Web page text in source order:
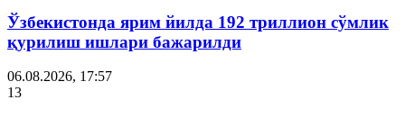
Ўзбекистонда ярим йилда 192 триллион сўмлик
қурилиш ишлари бажарилди
06.08.2026, 17:57
13